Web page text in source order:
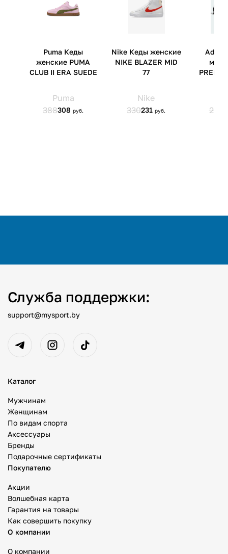
Служба поддержки:
support@mysport.by
Каталог
Мужчинам
Женщинам
По видам спорта
Аксессуары
Бренды
Подарочные сертификаты
Покупателю
Акции
Волшебная карта
Гарантия на товары
Как совершить покупку
О компании
О компании